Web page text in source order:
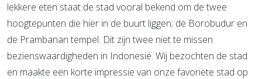
lekkere eten staat de stad vooral bekend om de twee
hoogtepunten die hier in de buurt liggen; de Borobudur en
de Prambanan tempel. Dit zijn twee niet te missen
bezienswaardigheden in Indonesië. Wij bezochten de stad
en maakte een korte impressie van onze favoriete stad op